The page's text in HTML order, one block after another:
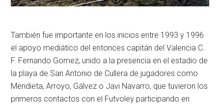
También fue importante en los inicios entre 1993 y 1996
el apoyo mediático del entonces capitán del Valencia C.
F. Fernando Gomez, unido a la presencia en el estadio de
la playa de San Antonio de Cullera de jugadores como
Mendieta, Arroyo, Gálvez o Javi Navarro, que tuvieron los
primeros contactos con el Futvoley participando en